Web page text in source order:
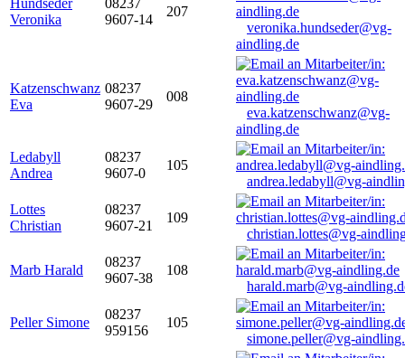
Hundseder
Veronika
08237
9607-14
207
veronika.hundseder@vg-
aindling.de
Katzenschwanz
Eva
08237
9607-29
008
eva.katzenschwanz@vg-
aindling.de
Ledabyll
Andrea
08237
9607-0
105
andrea.ledabyll@vg-
Lottes
Christian
08237
9607-21
109
christian.lottes@vg-
Marb Harald
08237
9607-38
108
harald.marb@vg-
Peller Simone
08237
959156
105
simone.peller@vg-